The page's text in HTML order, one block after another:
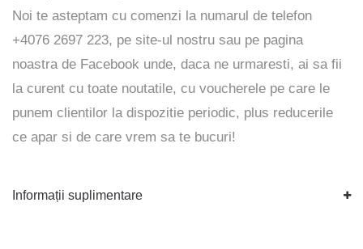
Noi te asteptam cu comenzi la numarul de telefon
+4076 2697 223, pe site-ul nostru sau pe pagina
noastra de Facebook unde, daca ne urmaresti, ai sa fii
la curent cu toate noutatile, cu voucherele pe care le
punem clientilor la dispozitie periodic, plus reducerile
ce apar si de care vrem sa te bucuri!
Informații suplimentare